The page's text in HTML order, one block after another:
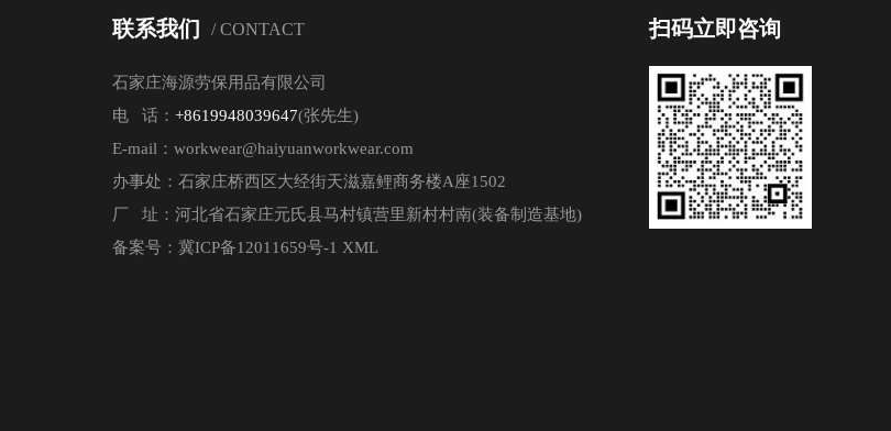
联系我们 / CONTACT
石家庄海源劳保用品有限公司
电 话： +8619948039647(张先生)
E-mail：workwear@haiyuanworkwear.com
办事处：石家庄桥西区大经街天滋嘉鲤商务楼A座1502
厂 址：河北省石家庄元氏县马村镇营里新村村南(装备制造基地)
备案号： 冀ICP备12011659号-1 XML
扫码立即咨询